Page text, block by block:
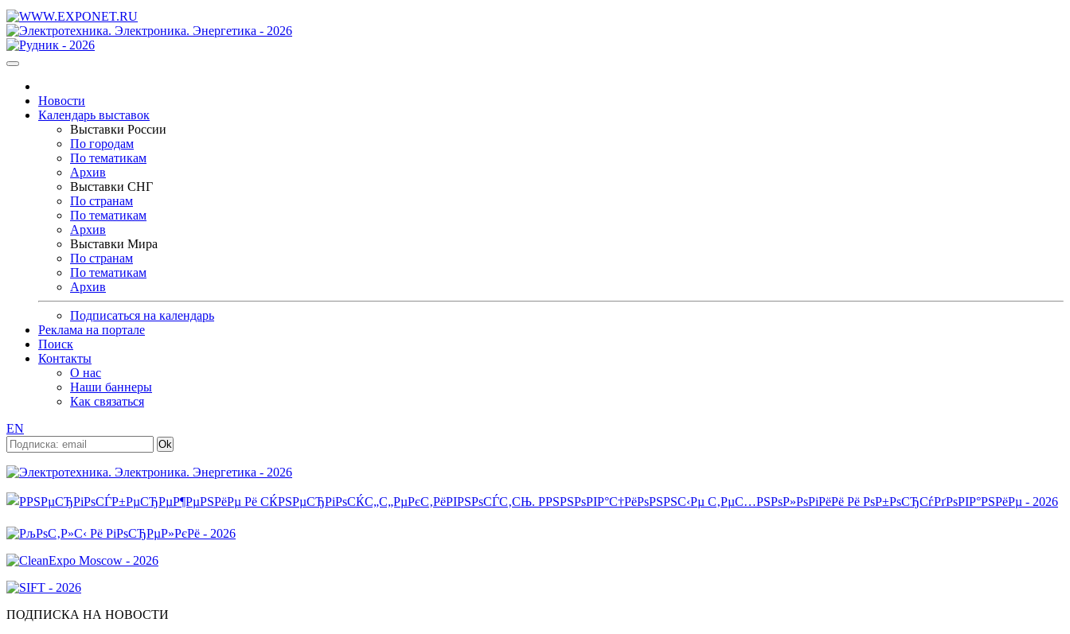
Новости
Календарь выставок
Выставки России
По городам
По тематикам
Архив
Выставки СНГ
По странам
По тематикам
Архив
Выставки Мира
По странам
По тематикам
Архив
Подписаться на календарь
Реклама на портале
Поиск
Контакты
О нас
Наши баннеры
Как связаться
EN
ПОДПИСКА НА НОВОСТИ